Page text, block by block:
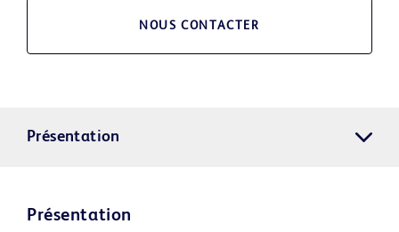
NOUS CONTACTER
Présentation
Présentation